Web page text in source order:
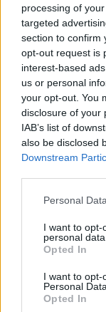
processing of
targeted
section to confirm
opt-out request is
interest-based
us or personal
your opt-out. You
disclosure of your
IAB’s list of
also be disclosed
Downstream
Personal
I want to opt-
personal data.
Opted In
I want to opt-
Personal Data.
Opted In
tremper 30
additionnée
Déodorant
pieds avec
odeurs.
Usages
pour
réduire la
limiter les
et de réaliser
budget
démarche,
dédié aux